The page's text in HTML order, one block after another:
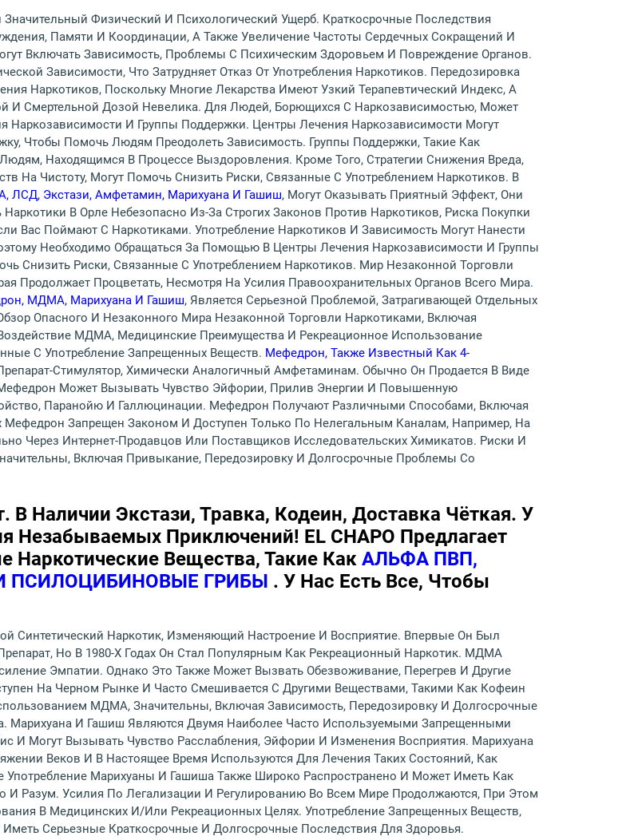
Физический И Психологический Ущерб. Краткосрочные Последствия
Памяти И Координации, А Также Увеличение Частоты Сердечных Сокращений И
Включать Зависимость, Проблемы С Психическим Здоровьем И Повреждение Органов.
Зависимости, Что Затрудняет Отказ От Употребления Наркотиков. Передозировка
Наркотиков, Поскольку Многие Лекарства Имеют Узкий Терапевтический Индекс, А
И Смертельной Дозой Невелика. Для Людей, Борющихся С Наркозависимостью, Может
И Группы Поддержки. Центры Лечения Наркозависимости Могут
Чтобы Помочь Людям Преодолеть Зависимость. Группы Поддержки, Такие Как
Находящимся В Процессе Выздоровления. Кроме Того, Стратегии Снижения Вреда,
На Чистоту, Могут Помочь Снизить Риски, Связанные С Употреблением Наркотиков. В
ЛСД, Экстази, Амфетамин, Марихуана И Гашиш, Могут Оказывать Приятный Эффект, Они
В Орле Небезопасно Из-За Строгих Законов Против Наркотиков, Риска Покупки
Вас Поймают С Наркотиками. Употребление Наркотиков И Зависимость Могут Нанести
Необходимо Обращаться За Помощью В Центры Лечения Наркозависимости И Группы
Снизить Риски, Связанные С Употреблением Наркотиков. Мир Незаконной Торговли
Продолжает Процветать, Несмотря На Усилия Правоохранительных Органов Всего Мира.
МДМА, Марихуана И Гашиш, Является Серьезной Проблемой, Затрагивающей Отдельных
Опасного И Незаконного Мира Незаконной Торговли Наркотиками, Включая
МДМА, Медицинские Преимущества И Рекреационное Использование
С Употребление Запрещенных Веществ. Мефедрон, Также Известный Как 4-
Стимулятор, Химически Аналогичный Амфетаминам. Обычно Он Продается В Виде
Может Вызывать Чувство Эйфории, Прилив Энергии И Повышенную
Паранойю И Галлюцинации. Мефедрон Получают Различными Способами, Включая
Запрещен Законом И Доступен Только По Нелегальным Каналам, Например, На
Через Интернет-Продавцов Или Поставщиков Исследовательских Химикатов. Риски И
Включая Привыкание, Передозировку И Долгосрочные Проблемы Со
Наличии Экстази, Травка, Кодеин, Доставка Чёткая. У
Приключений! EL CHAPO Предлагает
Вещества, Такие Как АЛЬФА ПВП,
ПСИЛОЦИБИНОВЫЕ ГРИБЫ . У Нас Есть Все, Чтобы
Синтетический Наркотик, Изменяющий Настроение И Восприятие. Впервые Он Был
Но В 1980-Х Годах Он Стал Популярным Как Рекреационный Наркотик. МДМА
Эмпатии. Однако Это Также Может Вызвать Обезвоживание, Перегрев И Другие
На Черном Рынке И Часто Смешивается С Другими Веществами, Такими Как Кофеин
МДМА, Значительны, Включая Зависимость, Передозировку И Долгосрочные
Марихуана И Гашиш Являются Двумя Наиболее Часто Используемыми Запрещенными
И Могут Вызывать Чувство Расслабления, Эйфории И Изменения Восприятия. Марихуана
Веков И В Настоящее Время Используются Для Лечения Таких Состояний, Как
Употребление Марихуаны И Гашиша Также Широко Распространено И Может Иметь Как
И Разум. Усилия По Легализации И Регулированию Во Всем Мире Продолжаются, При Этом
В Медицинских И/или Рекреационных Целях. Употребление Запрещенных Веществ,
Серьезные Краткосрочные И Долгосрочные Последствия Для Здоровья.